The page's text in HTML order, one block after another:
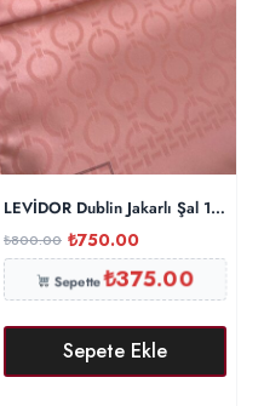
Mürdüm
LEVİDOR Dublin Jakarlı Şal 17886
₺800.00 ₺750.00
Sepette₺375.00
Sepete Ekle